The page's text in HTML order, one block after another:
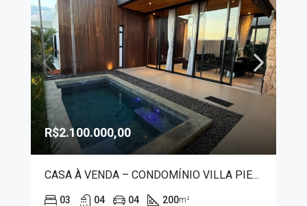
R$2.100.000,00
CASA À VENDA – CONDOMÍNIO VILLA PIEMONTE 2850
03 04 04 200m²